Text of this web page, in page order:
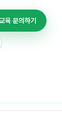
육 문의하기